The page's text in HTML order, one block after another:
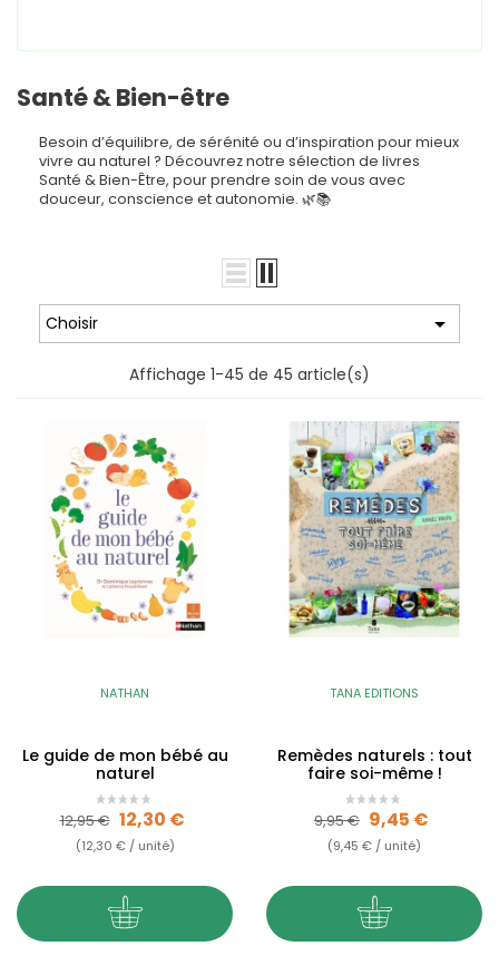
Santé & Bien-être
Besoin d’équilibre, de sérénité ou d’inspiration pour mieux
vivre au naturel ? Découvrez notre sélection de livres
Santé & Bien-Être, pour prendre soin de vous avec
douceur, conscience et autonomie. 🌿📚
Choisir 
Affichage 1-45 de 45 article(s)
NATHAN
Le guide de mon bébé au
naturel
Prix de base
12,95 € Prix
12,30 €
(12,30 € / unité)
TANA EDITIONS
Remèdes naturels : tout
faire soi-même !
Prix de base
9,95 € Prix
9,45 €
(9,45 € / unité)